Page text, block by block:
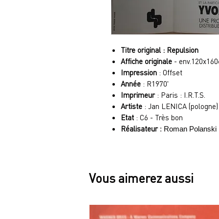
Titre original : Repulsion
Affiche originale -
Impression : Offset
Année : R1970'
Imprimeur: Paris : I.R.T.S.
Artiste : Jan LENICA (pologne)
Etat : C6 - Très bon
Réalisateur : Roman Polanski
Vous aimerez aussi